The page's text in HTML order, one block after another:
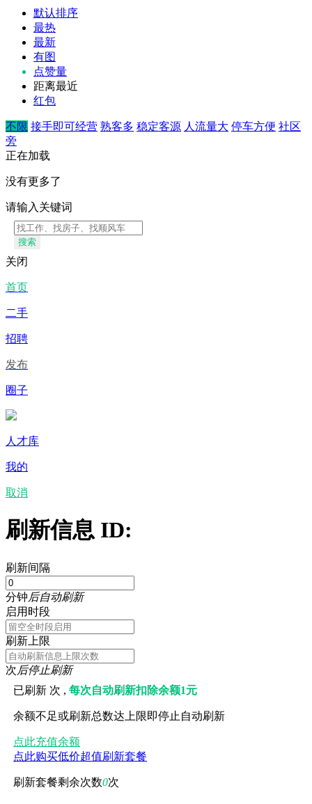
默认排序
最热
最新
有图
点赞量
距离最近
红包
不限 接手即可经营 熟客多 稳定客源 人流量大 停车方便 社区
旁
正在加载
没有更多了
请输入关键词
搜索
关闭
首页
二手
招聘
发布
圈子
人才库
我的
取消
刷新信息 ID:
刷新间隔
分钟后自动刷新
启用时段
刷新上限
次后停止刷新
已刷新 次 ,每次自动刷新扣除余额1元
余额不足或刷新总数达上限即停止自动刷新
点此充值余额
点此购买低价超值刷新套餐
刷新套餐剩余次数0次